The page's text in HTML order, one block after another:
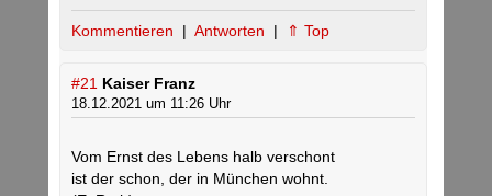
Kommentieren | Antworten | ⇑ Top
#21 Kaiser Franz
18.12.2021 um 11:26 Uhr
Vom Ernst des Lebens halb verschont
ist der schon, der in München wohnt.